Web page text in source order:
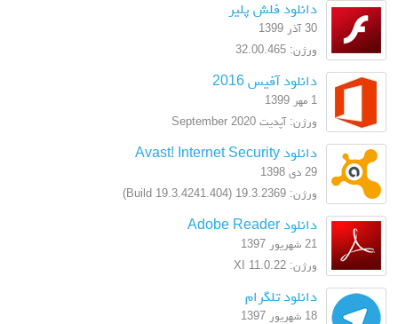
دانلود فلش پلیر
30 آذر 1399
ورژن: 32.00.465
دانلود آفیس 2016
1 مهر 1399
ورژن: آپدیت September 2020
دانلود Avast! Internet Security
29 دی 1398
ورژن: 19.3.2369 (Build 19.3.4241.404)
دانلود Adobe Reader
21 شهریور 1397
ورژن: XI 11.0.22
دانلود تلگرام
18 شهریور 1397